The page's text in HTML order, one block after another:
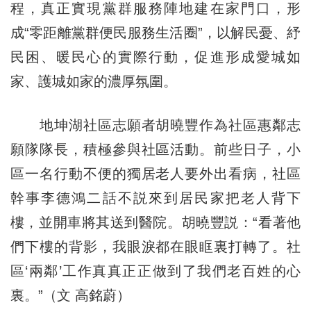
程，真正實現黨群服務陣地建在家門口，形
成“零距離黨群便民服務生活圈”，以解民憂、紓
民困、暖民心的實際行動，促進形成愛城如
家、護城如家的濃厚氛圍。
地坤湖社區志願者胡曉豐作為社區惠鄰志
願隊隊長，積極參與社區活動。前些日子，小
區一名行動不便的獨居老人要外出看病，社區
幹事李德鴻二話不説來到居民家把老人背下
樓，並開車將其送到醫院。胡曉豐説：“看著他
們下樓的背影，我眼淚都在眼眶裏打轉了。社
區‘兩鄰’工作真真正正做到了我們老百姓的心
裏。”（文 高銘蔚）